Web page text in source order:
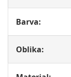
Barva:
Oblika: